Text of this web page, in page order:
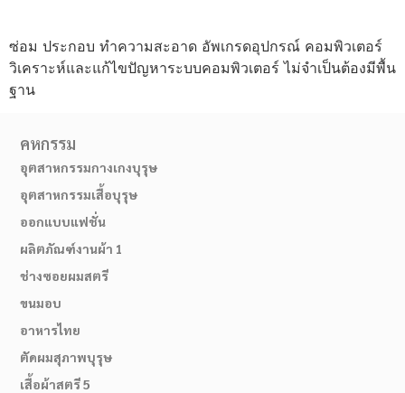
ซ่อม ประกอบ ทำความสะอาด อัพเกรดอุปกรณ์ คอมพิวเตอร์
วิเคราะห์และแก้ไขปัญหาระบบคอมพิวเตอร์ ไม่จำเป็นต้องมีพื้น
ฐาน
คหกรรม
อุตสาหกรรมกางเกงบุรุษ
อุตสาหกรรมเสื้อบุรุษ
ออกแบบแฟชั่น
ผลิตภัณฑ์งานผ้า 1
ช่างซอยผมสตรี
ขนมอบ
อาหารไทย
ตัดผมสุภาพบุรุษ
เสื้อผ้าสตรี 5